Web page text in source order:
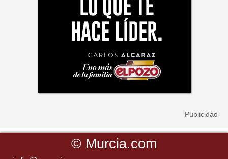
© Murcia.com